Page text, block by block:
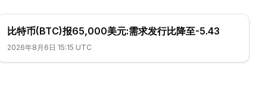
比特币(BTC)报65,000美元:需求发行比降至-5.43
2026年8月6日 15:15 UTC